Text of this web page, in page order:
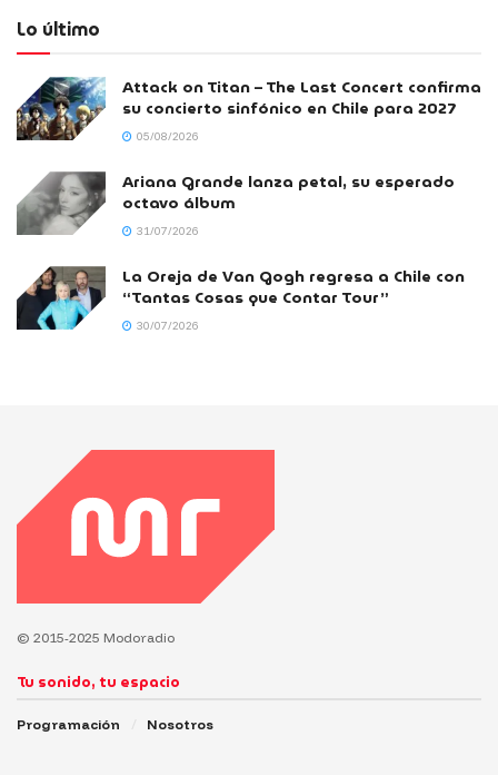
Lo último
Attack on Titan – The Last Concert confirma
su concierto sinfónico en Chile para 2027
05/08/2026
Ariana Grande lanza petal, su esperado
octavo álbum
31/07/2026
La Oreja de Van Gogh regresa a Chile con
“Tantas Cosas que Contar Tour”
30/07/2026
© 2015-2025 Modoradio
Tu sonido, tu espacio
Programación Nosotros